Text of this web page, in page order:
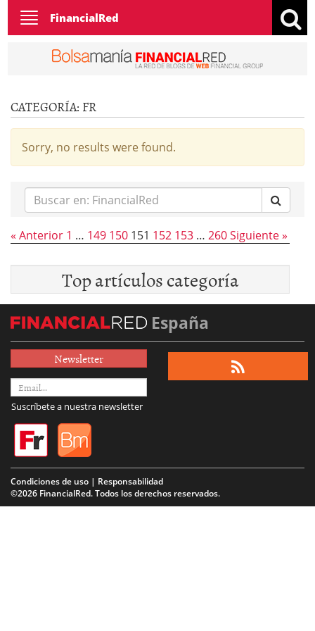
Toggle
navigation
FinancialRed
CATEGORÍA: FR
Sorry, no results were found.
Buscar
en:
« Anterior 1 … 149 150 151 152 153 … 260Siguiente »
Top artículos categoría
España
Newsletter
Suscríbete a nuestra newsletter
Condiciones de uso | Responsabilidad
©2026 FinancialRed. Todos los derechos reservados.